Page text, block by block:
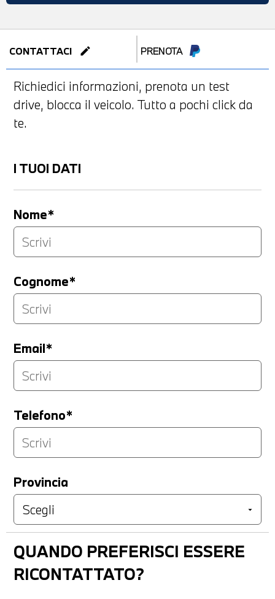
CONTATTACI edit PRENOTA
Richiedici informazioni, prenota un test
drive, blocca il veicolo. Tutto a pochi click da
te.
I TUOI DATI
Nome*
Cognome*
Email*
Telefono*
Provincia
QUANDO PREFERISCI ESSERE
RICONTATTATO?